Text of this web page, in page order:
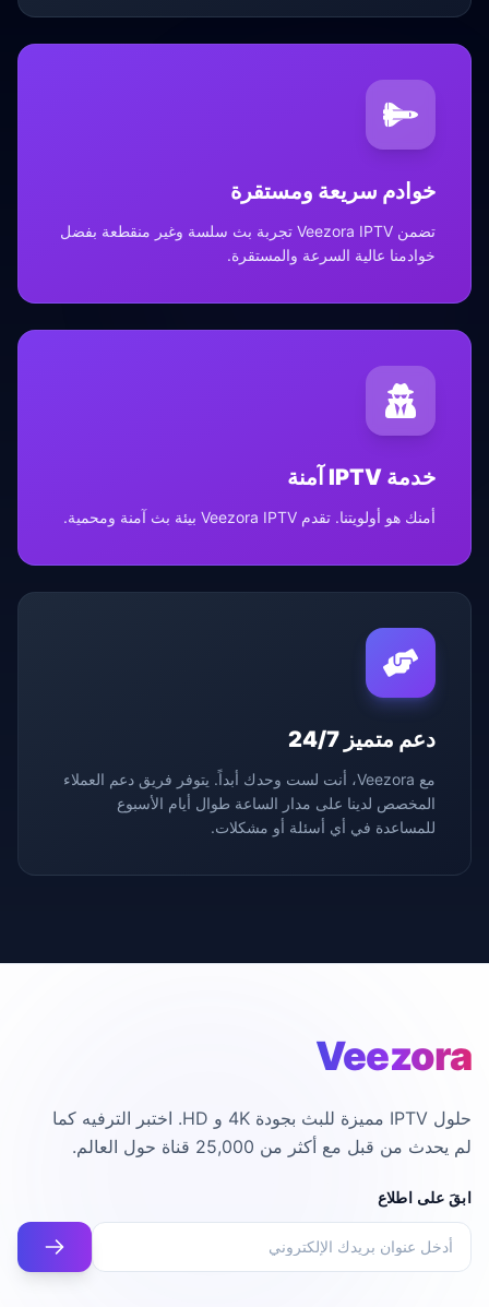
خوادم سريعة ومستقرة
تضمن Veezora IPTV تجربة بث سلسة وغير منقطعة بفضل
خوادمنا عالية السرعة والمستقرة.
خدمة IPTV آمنة
أمنك هو أولويتنا. تقدم Veezora IPTV بيئة بث آمنة ومحمية.
دعم متميز 24/7
مع Veezora، أنت لست وحدك أبداً. يتوفر فريق دعم العملاء
المخصص لدينا على مدار الساعة طوال أيام الأسبوع
للمساعدة في أي أسئلة أو مشكلات.
Veezora
حلول IPTV مميزة للبث بجودة 4K و HD. اختبر الترفيه كما
لم يحدث من قبل مع أكثر من 25,000 قناة حول العالم.
ابقَ على اطلاع